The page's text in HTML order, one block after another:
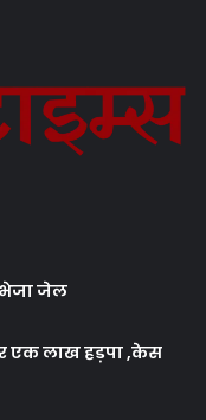
जेल
एक लाख हड़पा ,केस